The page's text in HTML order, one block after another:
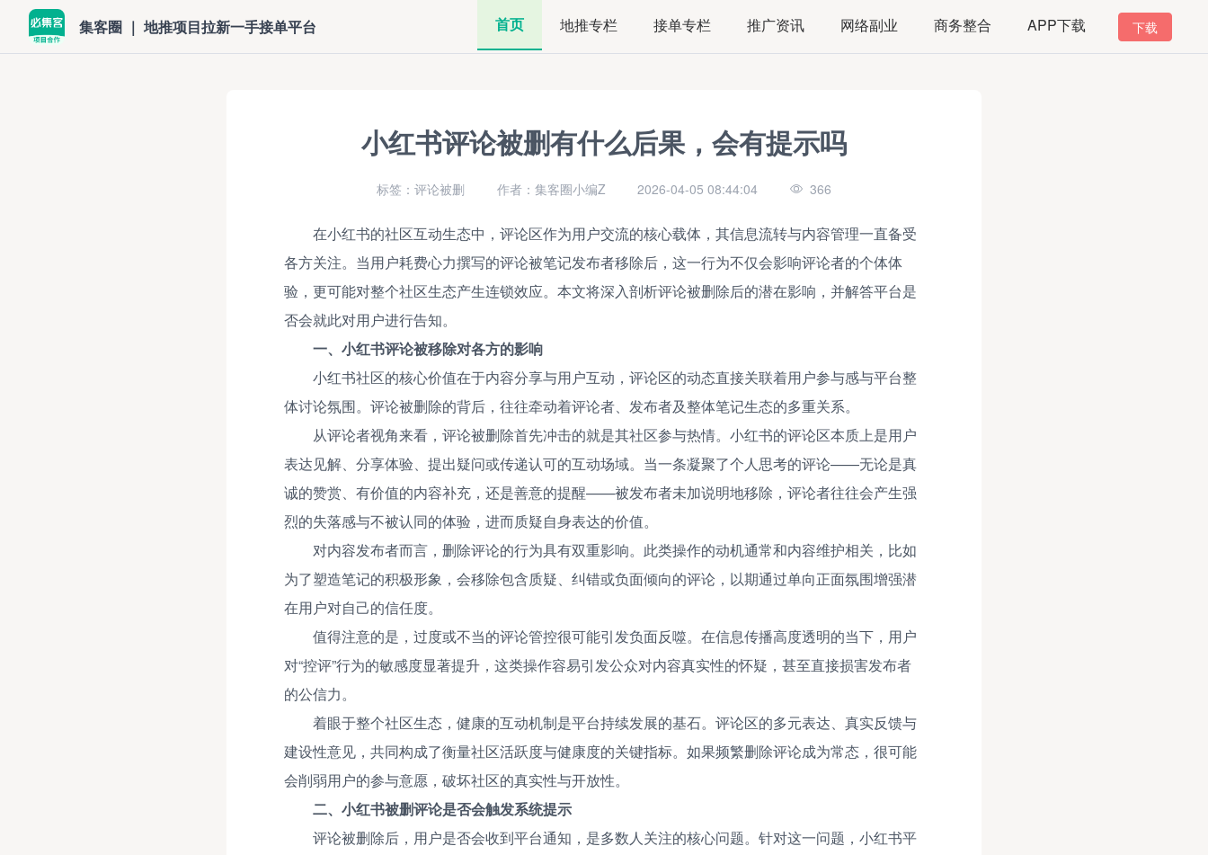
集客圈 ｜ 地推项目拉新一手接单平台 首页 地推专栏 接单专栏 推广资讯 网络副业 商务整合 APP下载 下载
小红书评论被删有什么后果，会有提示吗
标签：评论被删 作者：集客圈小编Z 2026-04-05 08:44:04 366
在小红书的社区互动生态中，评论区作为用户交流的核心载体，其信息流转与内容管理一直备受
各方关注。当用户耗费心力撰写的评论被笔记发布者移除后，这一行为不仅会影响评论者的个体体
验，更可能对整个社区生态产生连锁效应。本文将深入剖析评论被删除后的潜在影响，并解答平台是
否会就此对用户进行告知。
一、小红书评论被移除对各方的影响
小红书社区的核心价值在于内容分享与用户互动，评论区的动态直接关联着用户参与感与平台整
体讨论氛围。评论被删除的背后，往往牵动着评论者、发布者及整体笔记生态的多重关系。
从评论者视角来看，评论被删除首先冲击的就是其社区参与热情。小红书的评论区本质上是用户
表达见解、分享体验、提出疑问或传递认可的互动场域。当一条凝聚了个人思考的评论——无论是真
诚的赞赏、有价值的内容补充，还是善意的提醒——被发布者未加说明地移除，评论者往往会产生强
烈的失落感与不被认同的体验，进而质疑自身表达的价值。
对内容发布者而言，删除评论的行为具有双重影响。此类操作的动机通常和内容维护相关，比如
为了塑造笔记的积极形象，会移除包含质疑、纠错或负面倾向的评论，以期通过单向正面氛围增强潜
在用户对自己的信任度。
值得注意的是，过度或不当的评论管控很可能引发负面反噬。在信息传播高度透明的当下，用户
对“控评”行为的敏感度显著提升，这类操作容易引发公众对内容真实性的怀疑，甚至直接损害发布者
的公信力。
着眼于整个社区生态，健康的互动机制是平台持续发展的基石。评论区的多元表达、真实反馈与
建设性意见，共同构成了衡量社区活跃度与健康度的关键指标。如果频繁删除评论成为常态，很可能
会削弱用户的参与意愿，破坏社区的真实性与开放性。
二、小红书被删评论是否会触发系统提示
评论被删除后，用户是否会收到平台通知，是多数人关注的核心问题。针对这一问题，小红书平